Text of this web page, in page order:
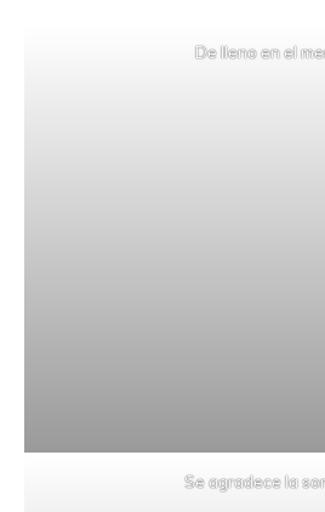
De lleno en el
Se agradece la